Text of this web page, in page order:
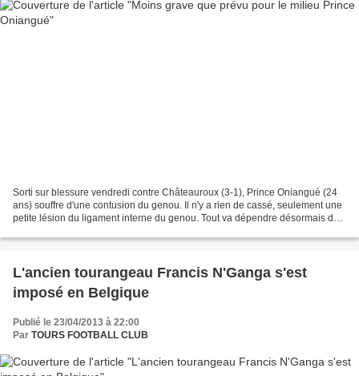
Sorti sur blessure vendredi contre Châteauroux (3-1), Prince Oniangué (24
ans) souffre d'une contusion du genou. Il n'y a rien de cassé, seulement une
petite lésion du ligament interne du genou. Tout va dépendre désormais de
L'ancien tourangeau Francis N'Ganga s'est
imposé en Belgique
Publié le 23/04/2013 à 22:00
Par TOURS FOOTBALL CLUB